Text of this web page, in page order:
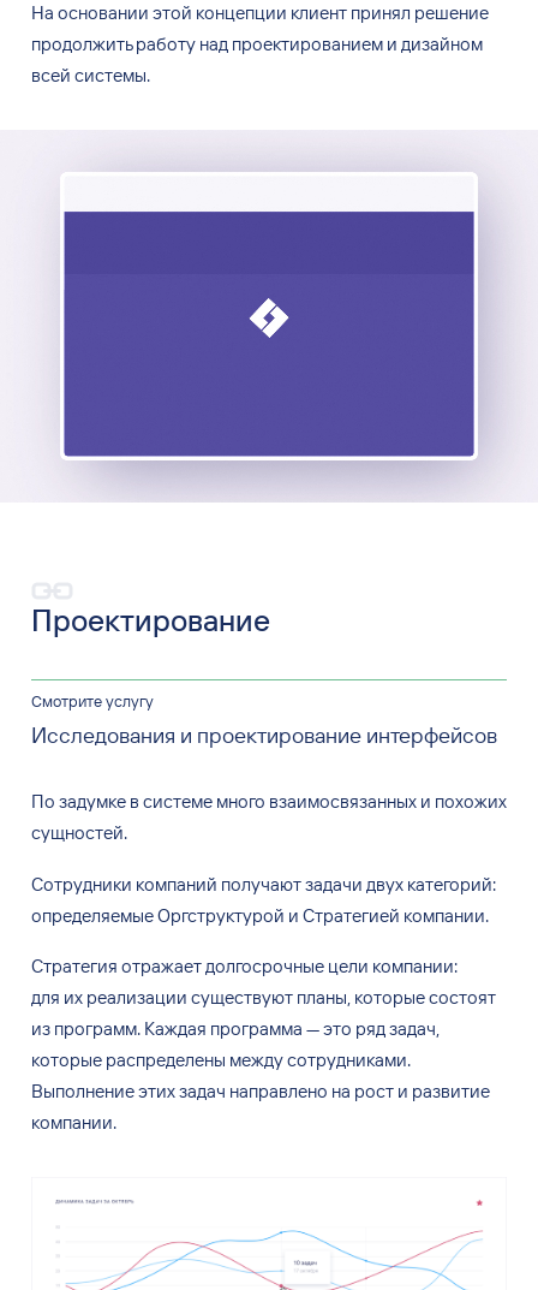
На основании этой концепции клиент принял решение
продолжить работу над проектированием и дизайном
всей системы.
Проектирование
Смотрите услугу
Исследования и проектирование интерфейсов
По задумке в системе много взаимосвязанных и похожих
сущностей.
Сотрудники компаний получают задачи двух категорий:
определяемые Оргструктурой и Стратегией компании.
Стратегия отражает долгосрочные цели компании:
для их реализации существуют планы, которые состоят
из программ. Каждая программа —это ряд задач,
которые распределены между сотрудниками.
Выполнение этих задач направлено на рост и развитие
компании.